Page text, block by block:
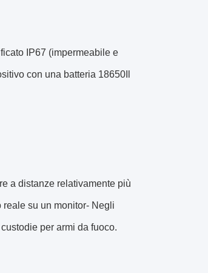
IP67 (impermeabile e
con una batteria 18650Il
a distanze relativamente più
su un monitor- Negli
per armi da fuoco.